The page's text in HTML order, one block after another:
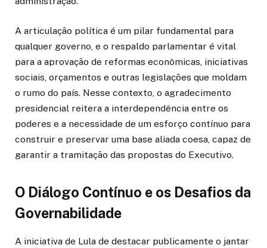
A articulação política é um pilar fundamental para
qualquer governo, e o respaldo parlamentar é vital
para a aprovação de reformas econômicas, iniciativas
sociais, orçamentos e outras legislações que moldam
o rumo do país. Nesse contexto, o agradecimento
presidencial reitera a interdependência entre os
poderes e a necessidade de um esforço contínuo para
construir e preservar uma base aliada coesa, capaz de
garantir a tramitação das propostas do Executivo.
O Diálogo Contínuo e os Desafios da
Governabilidade
A iniciativa de Lula de destacar publicamente o jantar